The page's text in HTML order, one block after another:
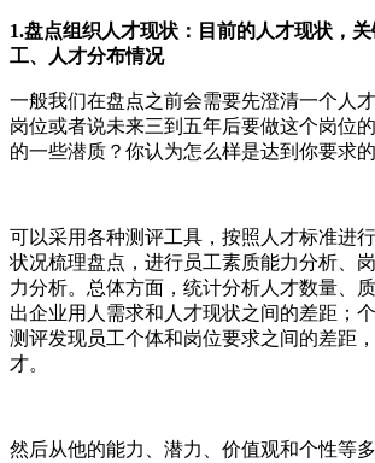
1.盘点组织人才现状：目前的人才现状，
工、人才分布情况
一般我们在盘点之前会需要先澄清一个人
岗位或者说未来三到五年后要做这个岗位
的一些潜质？你认为怎么样是达到你要求
可以采用各种测评工具，按照人才标准进
状况梳理盘点，进行员工素质能力分析、
力分析。总体方面，统计分析人才数量、
出企业用人需求和人才现状之间的差距；
测评发现员工个体和岗位要求之间的差距
才。
然后从他的能力、潜力、价值观和个性等